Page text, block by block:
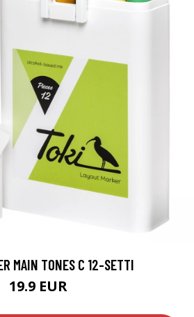
MAIN TONES C 12-SETTI
19.9 EUR